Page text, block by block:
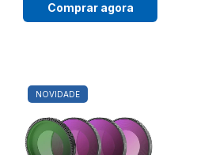
Comprar agora
NOVIDADE